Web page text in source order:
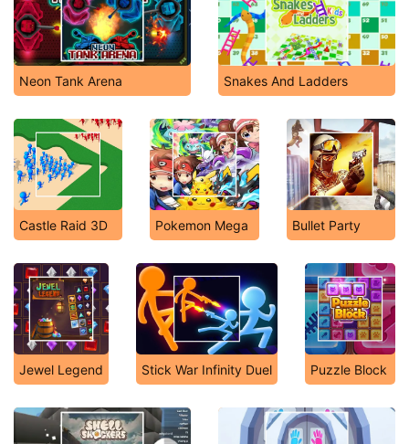
Neon Tank Arena Snakes And Ladders
Castle Raid 3D Pokemon Mega Bullet Party
Jewel Legend Stick War Infinity Duel Puzzle Block